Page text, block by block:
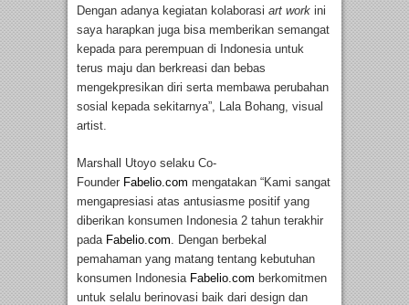
Dengan adanya kegiatan kolaborasi art work ini
saya harapkan juga bisa memberikan semangat
kepada para perempuan di Indonesia untuk
terus maju dan berkreasi dan bebas
mengekpresikan diri serta membawa perubahan
sosial kepada sekitarnya”, Lala Bohang, visual
artist.
Marshall Utoyo selaku Co-
Founder Fabelio.com mengatakan “Kami sangat
mengapresiasi atas antusiasme positif yang
diberikan konsumen Indonesia 2 tahun terakhir
pada Fabelio.com. Dengan berbekal
pemahaman yang matang tentang kebutuhan
konsumen Indonesia Fabelio.com berkomitmen
untuk selalu berinovasi baik dari design dan